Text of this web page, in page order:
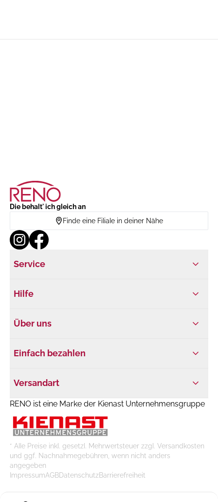
Die behalt' ich gleich an
Finde eine Filiale in deiner Nähe
Service
Hilfe
Über uns
Einfach bezahlen
Versandart
RENO ist eine Marke der Kienast Unternehmensgruppe
* Alle Preise inkl. gesetzl. Mehrwertsteuer zzgl. Versandkosten
und ggf. Nachnahmegebühren, wenn nicht anders
angegeben
ImpressumAGBDatenschutzBarrierefreiheit